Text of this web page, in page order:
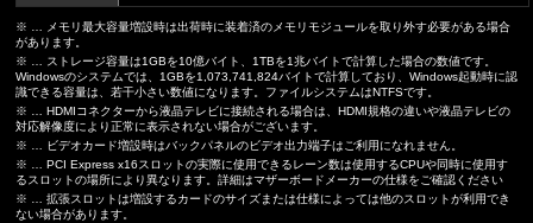
※ … メモリ最大容量増設時は出荷時に装着済のメモリモジュールを取り外す必要がある場合
があります。
※ … ストレージ容量は1GBを10億バイト、1TBを1兆バイトで計算した場合の数値です。
Windowsのシステムでは、1GBを1,073,741,824バイトで計算しており、Windows起動時に認
識できる容量は、若干小さい数値になります。ファイルシステムはNTFSです。
※ … HDMIコネクターから液晶テレビに接続される場合は、HDMI規格の違いや液晶テレビの
対応解像度により正常に表示されない場合がございます。
※ … ビデオカード増設時はバックパネルのビデオ出力端子はご利用になれません。
※ … PCI Express x16スロットの実際に使用できるレーン数は使用するCPUや同時に使用す
るスロットの場所により異なります。詳細はマザーボードメーカーの仕様をご確認ください
※ … 拡張スロットは増設するカードのサイズまたは仕様によっては他のスロットが利用でき
ない場合があります。